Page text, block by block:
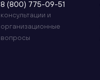
8 (800) 775-09-51
консультации и
организационные
вопросы